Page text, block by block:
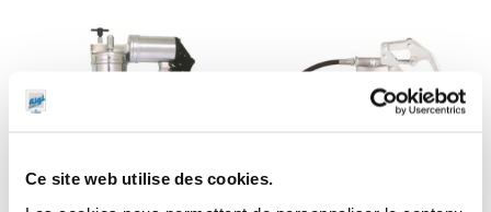
Ce site web utilise des cookies.